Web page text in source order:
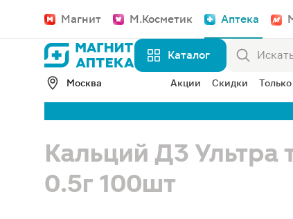
Магнит М.Косметик Аптека
Каталог
Москва Акции Скидки
Кальций Д3 Ультра
0.5г 100шт